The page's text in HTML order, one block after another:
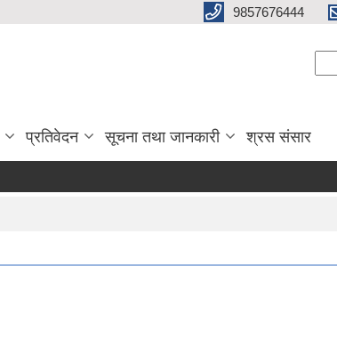
9857676444
प्रतिवेदन सूचना तथा जानकारी श्रस संसार